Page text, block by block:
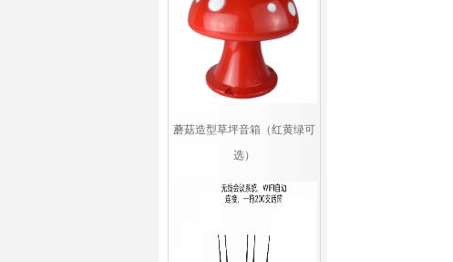
蘑菇造型草坪音箱（红黄绿可
选）